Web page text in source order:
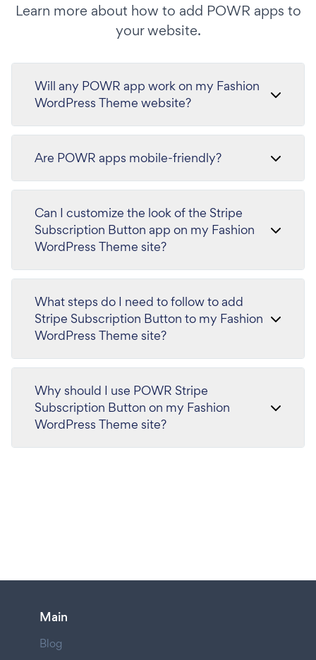
Learn more about how to add POWR apps to
your website.
Will any POWR app work on my Fashion
WordPress Theme website?
Are POWR apps mobile-friendly?
Can I customize the look of the Stripe
Subscription Button app on my Fashion
WordPress Theme site?
What steps do I need to follow to add
Stripe Subscription Button to my Fashion
WordPress Theme site?
Why should I use POWR Stripe
Subscription Button on my Fashion
WordPress Theme site?
Main
Blog